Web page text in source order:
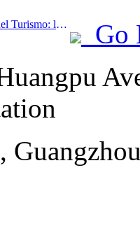
Prev:Ministero della Cultura e del Turismo: lancio di 22 attività tematiche suddivise in 7 sezioni principali
Go